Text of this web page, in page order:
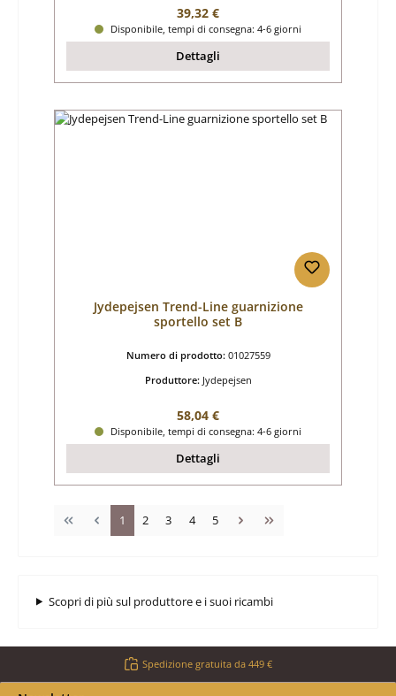
Prezzo normale:
39,32 €
Disponibile, tempi di consegna: 4-6 giorni
Dettagli
Jydepejsen Trend-Line guarnizione
sportello set B
Numero di prodotto: 01027559
Produttore: Jydepejsen
Prezzo normale:
58,04 €
Disponibile, tempi di consegna: 4-6 giorni
Dettagli
Pagina
1 Pagina
2 Pagina
3 Pagina
4 Pagina
5
Scopri di più sul produttore e i suoi ricambi
Spedizione gratuita da 449 €